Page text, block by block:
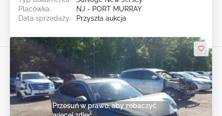
Placówka:
NJ - PORT MURRAY
Data sprzedaży:
Przyszła aukcja
Przesuń w prawo, aby zobaczyć